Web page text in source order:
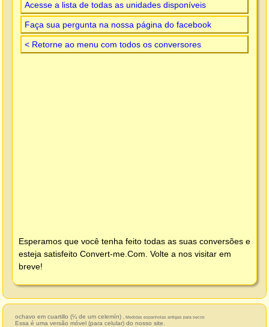
Acesse a lista de todas as unidades disponíveis
Faça sua pergunta na nossa página do facebook
< Retorne ao menu com todos os conversores
Esperamos que você tenha feito todas as suas conversões e
esteja satisfeito Convert-me.Com . Volte a nos visitar em
breve!
ochavo em cuartillo (¼ de um celemín) , Medidas espanholas antigas para secos
Essa é uma versão móvel (para celular) do nosso site.